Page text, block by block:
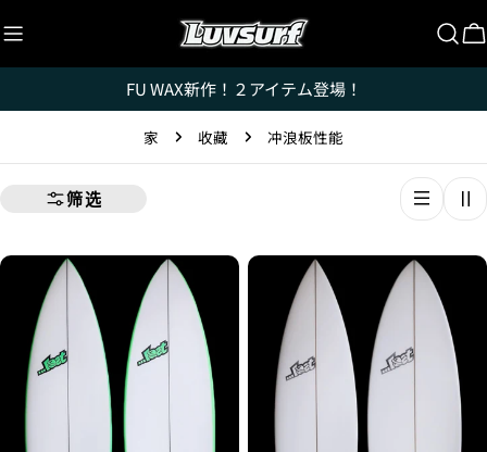
至
内
FU WAX新作！２アイテム登場！
家 收藏 冲浪板性能
筛选